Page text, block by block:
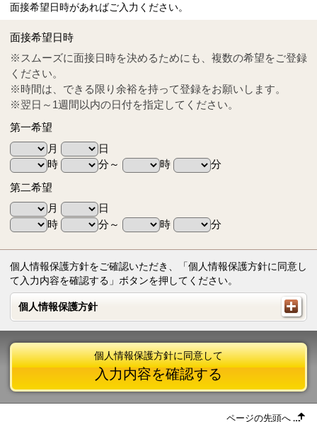
Tel
0570-55-0314
面接希望日時があればご入力ください。
面接希望日時
※スムーズに面接日時を決めるためにも、複数の希望をご登録
ください。
※時間は、できる限り余裕を持って登録をお願いします。
※翌日～1週間以内の日付を指定してください。
第一希望
月
日
時
分～ 時
分
第二希望
月
日
時
分～ 時 分
個人情報保護方針をご確認いただき、「個人情報保護方針に同意し
て入力内容を確認する」ボタンを押してください。
個人情報保護方針
個人情報保護方針
個人情報保護方針に同意して
入力内容を確認する
ページの先頭へ